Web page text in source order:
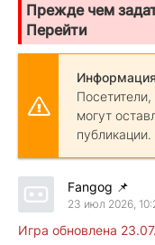
Прежде чем
Перейти
Информация
могут
публикации.
Fangog 📌
23 июл 2026,
Игра обновлена